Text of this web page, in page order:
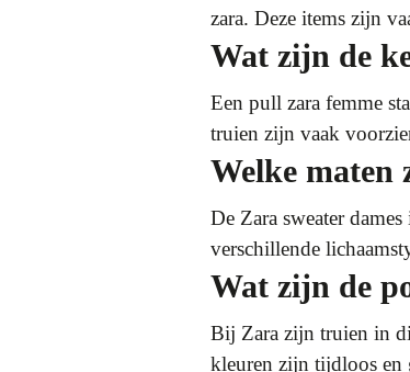
zara. Deze items zijn
Wat zijn de
Een pull zara femme
truien zijn vaak
Welke maten
De Zara sweater
verschillende
Wat zijn de
Bij Zara zijn truien in
kleuren zijn tijdloos en